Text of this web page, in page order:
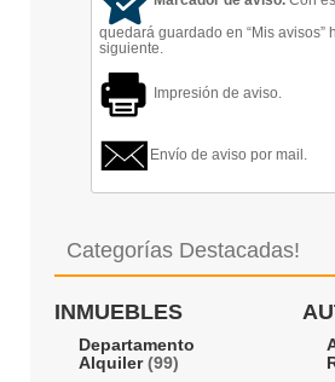
quedará guardado en “Mis avisos”
siguiente.
Impresión de aviso.
Envío de aviso por mail.
Categorías Destacadas!
INMUEBLES
Departamento
Alquiler(99)